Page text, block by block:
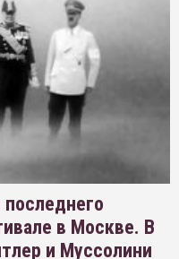
последнего
в Москве. В
и Муссолини